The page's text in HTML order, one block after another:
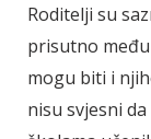
Roditelji su
prisutno
mogu biti i
nisu svjesni